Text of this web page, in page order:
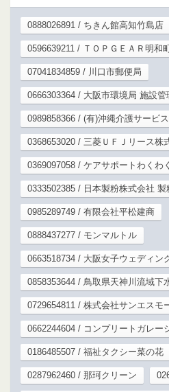
0888026891 / ちきん館高知竹島店
0596639211 / ＴＯＰＧＥＡＲ明和
07041834859 / 川口市郵便局
0666303364 / 大阪市環境局 施設管
0989858366 / (有)沖縄介護サービ
0368653020 / 三菱ＵＦＪリース株
0369097058 / ケアサポートわくわく
0333502385 / 日本製粉株式会社
0985289749 / 有限会社平松建商
0888437277 / モンマルトル
0663518734 / 大阪女子ウェディン
0858353644 / 鳥取県天神川流域下
0729654811 / 株式会社サンエスモ
0662244604 / コンプリートガレー
0186485507 / 福祉タクシー菜の花
0287962460 / 那珂クリーン